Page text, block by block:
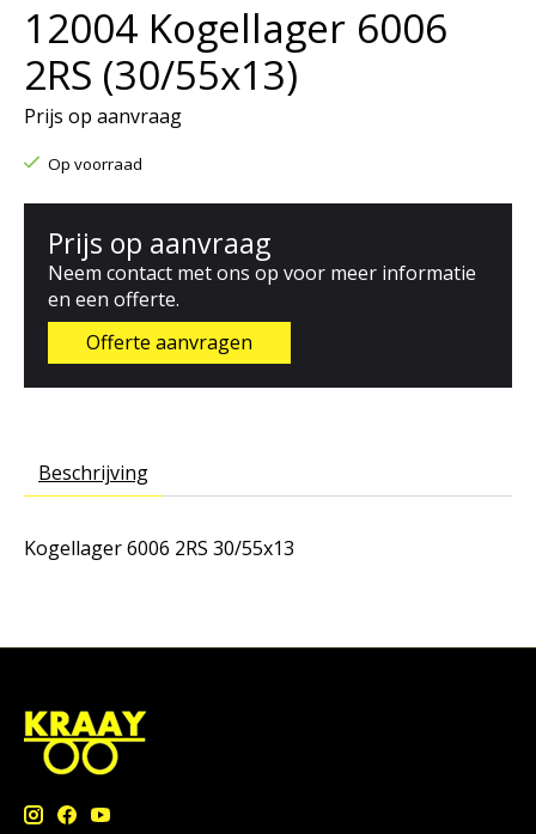
12004 Kogellager 6006
2RS (30/55x13)
Prijs op aanvraag
Op voorraad
Prijs op aanvraag
Neem contact met ons op voor meer informatie
en een offerte.
Offerte aanvragen
Beschrijving
Kogellager 6006 2RS 30/55x13